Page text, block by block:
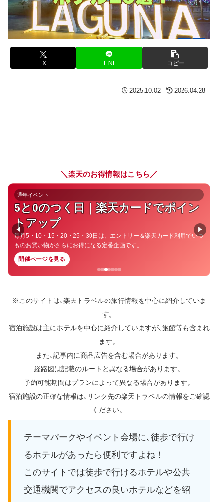
X LINE コピー
2025.10.02 2026.04.28
＼ 楽天のお得情報はこちら ／
通年イベント
5と0のつく日｜楽天カードでポイン
トアップ
毎月5・10・15・20・25・30日は、エントリー＆楽天カード利用でいつ
ものお買い物がさらにお得になる定番企画です。
開催ページを見る
◀ ▶
※このサイトは､楽天トラベルの旅行情報を中心に紹介していま
す。
宿泊施設は主にホテルを中心に紹介していますが､旅館等も含まれ
ます。
また､記事内に商品広告を含む場合があります。
経路図は記載のルートと異なる場合があります。
予約可能期間はプランによって異なる場合があります。
宿泊施設の正確な情報は､リンク先の楽天トラベルの情報をご確認
ください。
テーマパークやイベント会場に､徒歩で行け
るホテルがあったら便利ですよね！
このサイトでは徒歩で行けるホテルや公共
交通機関でアクセスの良いホテルなどを紹